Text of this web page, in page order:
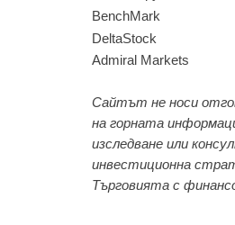
BenchMark
DeltaStock
Admiral Markets
Сайтът не носи
на горната
изследване или
инвестиционна
Търговията с